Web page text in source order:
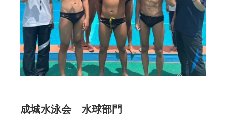
成城水泳会 水球部門